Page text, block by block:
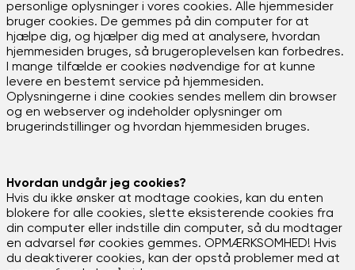
personlige oplysninger i vores cookies. Alle hjemmesider
bruger cookies. De gemmes på din computer for at
hjælpe dig, og hjælper dig med at analysere, hvordan
hjemmesiden bruges, så brugeroplevelsen kan forbedres.
I mange tilfælde er cookies nødvendige for at kunne
levere en bestemt service på hjemmesiden.
Oplysningerne i dine cookies sendes mellem din browser
og en webserver og indeholder oplysninger om
brugerindstillinger og hvordan hjemmesiden bruges.
Hvordan undgår jeg cookies?
Hvis du ikke ønsker at modtage cookies, kan du enten
blokere for alle cookies, slette eksisterende cookies fra
din computer eller indstille din computer, så du modtager
en advarsel før cookies gemmes. OPMÆRKSOMHED! Hvis
du deaktiverer cookies, kan der opstå problemer med at